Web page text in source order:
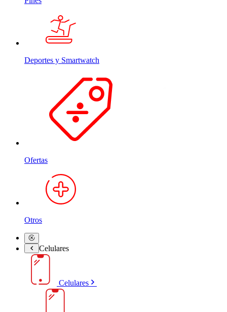
Deportes y Smartwatch
Ofertas
Otros
Celulares
Celulares